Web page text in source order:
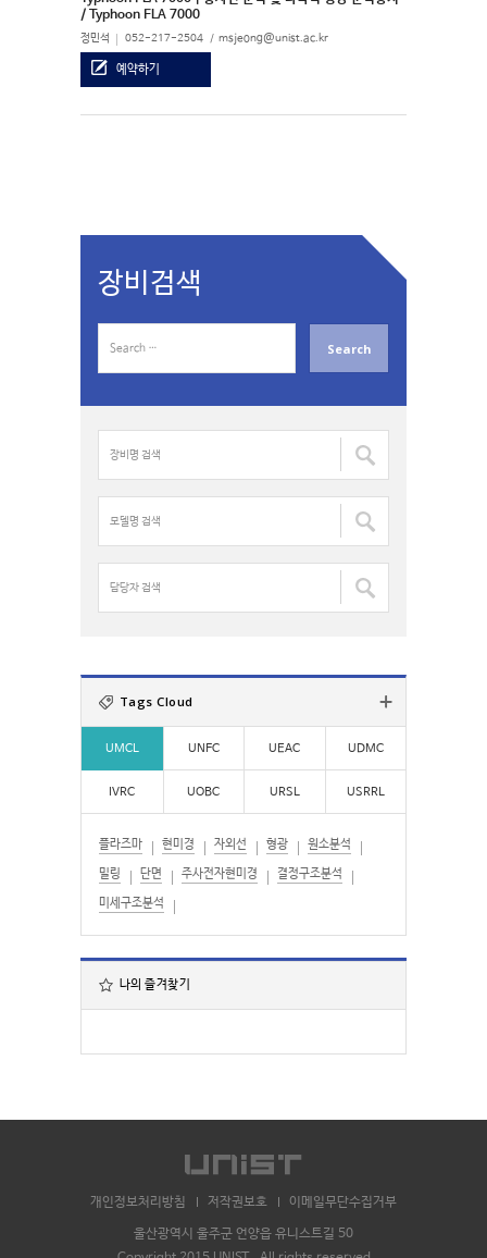
/ Typhoon FLA 7000
정민석 052-217-2504 msjeong@unist.ac.kr
예약하기
장비검색
a
명
색
:
델
명
:자
:
Tags Cloud
UMCL UNFC UEAC UDMC
IVRC UOBC URSL USRRL
플라즈마 현미경 자외선 형광 원소분석
밀링 단면 주사전자현미경 결정구조분석
미세구조분석
나의 즐겨찾기
개인정보처리방침 저작권보호 이메일무단수집거부
울산광역시 울주군 언양읍 유니스트길 50